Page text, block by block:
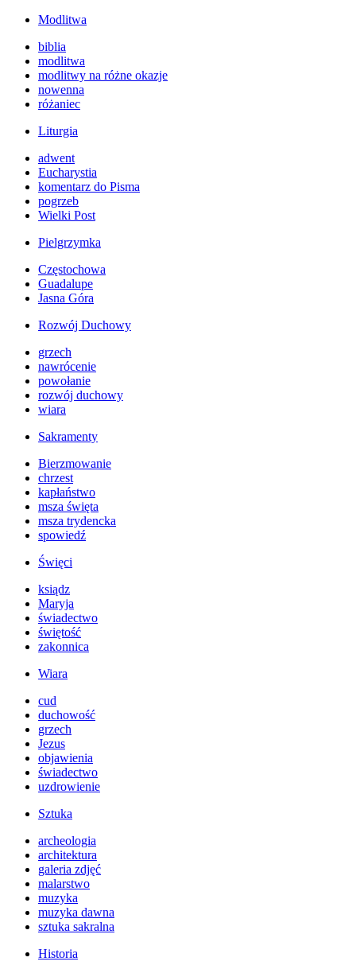
Modlitwa
biblia
modlitwa
modlitwy na różne okazje
nowenna
różaniec
Liturgia
adwent
Eucharystia
komentarz do Pisma
pogrzeb
Wielki Post
Pielgrzymka
Częstochowa
Guadalupe
Jasna Góra
Rozwój Duchowy
grzech
nawrócenie
powołanie
rozwój duchowy
wiara
Sakramenty
Bierzmowanie
chrzest
kapłaństwo
msza święta
msza trydencka
spowiedź
Święci
ksiądz
Maryja
świadectwo
świętość
zakonnica
Wiara
cud
duchowość
grzech
Jezus
objawienia
świadectwo
uzdrowienie
Sztuka
archeologia
architektura
galeria zdjęć
malarstwo
muzyka
muzyka dawna
sztuka sakralna
Historia